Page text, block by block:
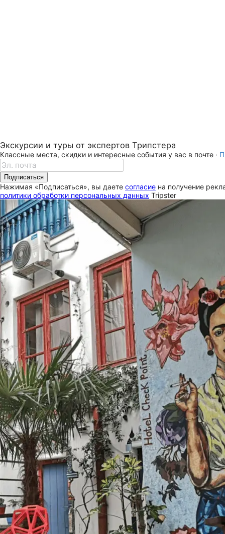
Экскурсии и туры от экспертов Трипстера
Классные места, скидки и интересные события у вас в почте ·
Подписаться
Нажимая «Подписаться», вы даете согласие на получение
политики обработки персональных данных Tripster